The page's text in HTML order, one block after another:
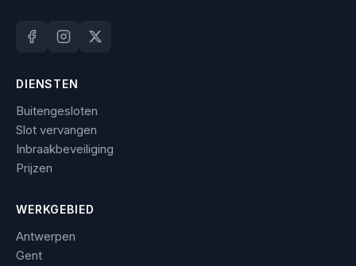
DIENSTEN
Buitengesloten
Slot vervangen
Inbraakbeveiliging
Prijzen
WERKGEBIED
Antwerpen
Gent